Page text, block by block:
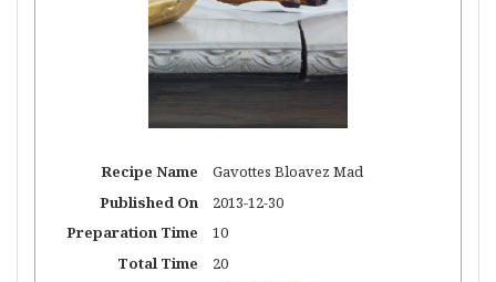
Recipe Name
Gavottes Bloavez Mad
Published On
2013-12-30
Preparation Time
10
Total Time
20